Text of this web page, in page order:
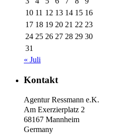
10 11 12 13 14 15 16
17 18 19 20 21 22 23
24 25 26 27 28 29 30
31
« Juli
Kontakt
Agentur Ressmann e.K.
Am Exerzierplatz 2
68167 Mannheim
Germany